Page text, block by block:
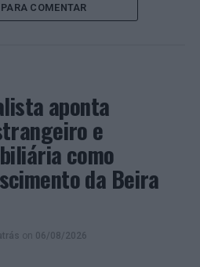
Diogo Rosa, reconhece que
da Bélgica confirma a
país. De qualquer forma, é
foco, preparação e
em todos os jogos, pois
ser decisivos para a
Selecionador, “a Seleção de
ao triunfo neste Torneio
da Europa em 2022.
COMENTAR
aponta
e
como
da Beira
on 06/08/2026